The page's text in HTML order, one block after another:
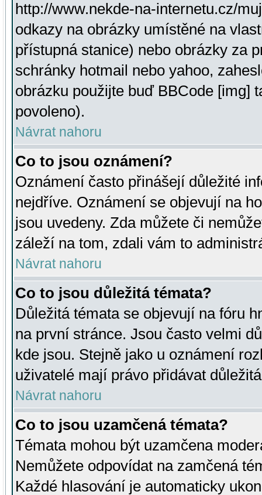
http://www.nekde-na-internetu.cz/
odkazy na obrázky umístěné na
přístupná stanice) nebo obrázky za
schránky hotmail nebo yahoo,
obrázku použijte buď BBCode [img]
povoleno).
Návrat nahoru
Co to jsou oznámení?
Oznámení často přinášejí důležité
nejdříve. Oznámení se objevují na
jsou uvedeny. Zda můžete či
záleží na tom, zdali vám to
Návrat nahoru
Co to jsou důležitá témata?
Důležitá témata se objevují na fóru
na první stránce. Jsou často velmi
kde jsou. Stejně jako u oznámení
uživatelé mají právo přidávat
Návrat nahoru
Co to jsou uzamčená témata?
Témata mohou být uzamčena
Nemůžete odpovídat na zamčená
Každé hlasování je automaticky